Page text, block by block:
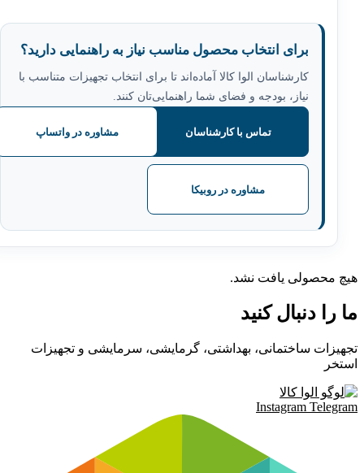
برای انتخاب محصول مناسب نیاز به راهنمایی دارید؟
کارشناسان الوا کالا آماده‌اند تا برای انتخاب تجهیزات متناسب با
نیاز، بودجه و فضای شما راهنمایی‌تان کنند.
تماس با کارشناسان مشاوره در واتساپ
مشاوره در روبیکا
هیچ محصولی یافت نشد.
ما را دنبال کنید
تجهیزات ساختمانی، بهداشتی، گرمایشی، سرمایشی و تجهیزات
استخر
Instagram Telegram